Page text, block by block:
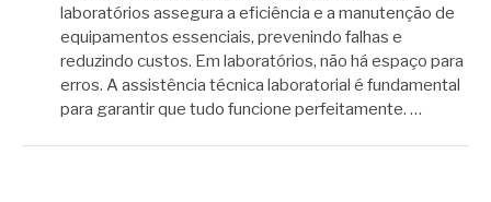
laboratórios assegura a eficiência e a manutenção de
equipamentos essenciais, prevenindo falhas e
reduzindo custos. Em laboratórios, não há espaço para
erros. A assistência técnica laboratorial é fundamental
para garantir que tudo funcione perfeitamente. …